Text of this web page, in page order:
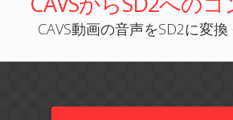
CAVS動画の音声をSD2に変